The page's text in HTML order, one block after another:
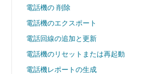
電話機の 削除
電話機のエクスポート
電話回線の追加と更新
電話機のリセットまたは再起動
電話機レポートの生成